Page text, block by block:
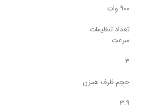
900 وات
تعداد تنظیمات
سرعت
3
حجم ظرف همزن
3.9